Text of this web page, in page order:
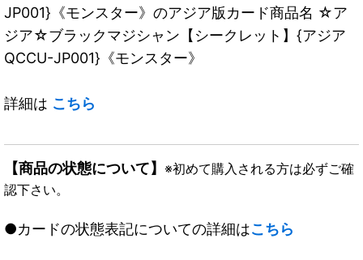
JP001}《モンスター》のアジア版カード商品名 ☆ア
ジア☆ブラックマジシャン【シークレット】{アジア
QCCU-JP001}《モンスター》
詳細は こちら
【商品の状態について】 ※初めて購入される方は必ずご確
認下さい。
●カードの状態表記についての詳細はこちら